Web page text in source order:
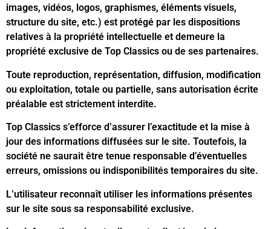
images, vidéos, logos, graphismes, éléments visuels,
structure du site, etc.) est protégé par les dispositions
relatives à la propriété intellectuelle et demeure la
propriété exclusive de Top Classics ou de ses partenaires.
Toute reproduction, représentation, diffusion, modification
ou exploitation, totale ou partielle, sans autorisation écrite
préalable est strictement interdite.
Top Classics s’efforce d’assurer l’exactitude et la mise à
jour des informations diffusées sur le site. Toutefois, la
société ne saurait être tenue responsable d’éventuelles
erreurs, omissions ou indisponibilités temporaires du site.
L’utilisateur reconnaît utiliser les informations présentes
sur le site sous sa responsabilité exclusive.